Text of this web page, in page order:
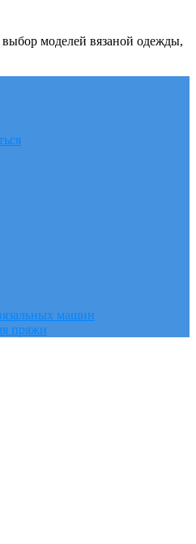
моделей вязаной одежды,
машин
пряжи